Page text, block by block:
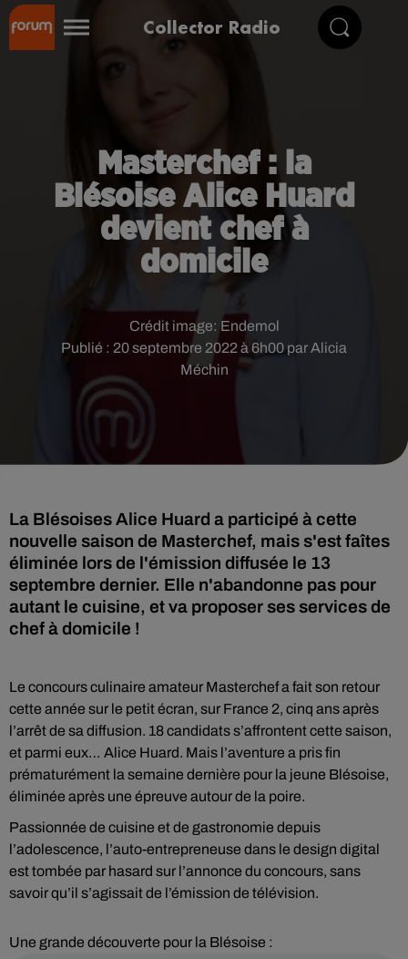
Collector Radio
Masterchef : la
Blésoise Alice Huard
devient chef à
domicile
Publié : 20 septembre 2022 à 6h00 par Alicia
Méchin
Crédit image: Endemol
La Blésoises Alice Huard a participé à cette
nouvelle saison de Masterchef, mais s'est faîtes
éliminée lors de l'émission diffusée le 13
septembre dernier. Elle n'abandonne pas pour
autant le cuisine, et va proposer ses services de
chef à domicile !
Le concours culinaire amateur Masterchef a fait son retour
cette année sur le petit écran, sur France 2, cinq ans après
l’arrêt de sa diffusion. 18 candidats s’affrontent cette saison,
et parmi eux… Alice Huard. Mais l’aventure a pris fin
prématurément la semaine dernière pour la jeune Blésoise,
éliminée après une épreuve autour de la poire.
Passionnée de cuisine et de gastronomie depuis
l’adolescence, l’auto-entrepreneuse dans le design digital
est tombée par hasard sur l’annonce du concours, sans
savoir qu’il s’agissait de l’émission de télévision.
Une grande découverte pour la Blésoise :